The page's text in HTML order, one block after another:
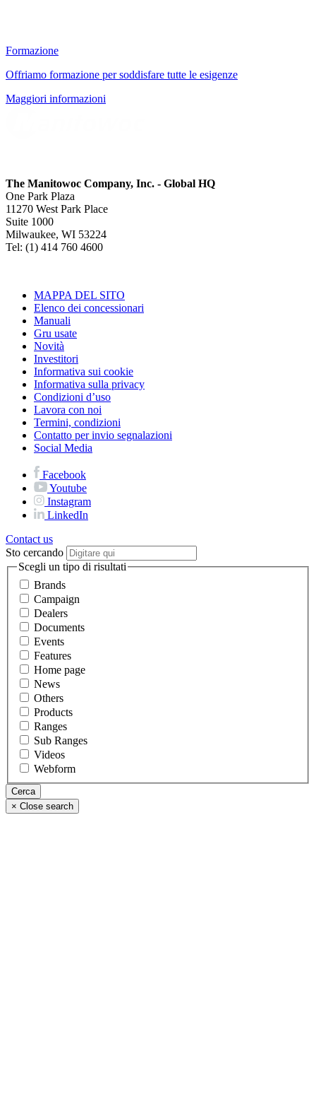
Formazione
Offriamo formazione per soddisfare tutte le esigenze
Maggiori informazioni
The Manitowoc Company, Inc. - Global HQ
One Park Plaza
11270 West Park Place
Suite 1000
Milwaukee, WI 53224
Tel: (1) 414 760 4600
MAPPA DEL SITO
Elenco dei concessionari
Manuali
Gru usate
Novità
Investitori
Informativa sui cookie
Informativa sulla privacy
Condizioni d’uso
Lavora con noi
Termini, condizioni
Contatto per invio segnalazioni
Social Media
Facebook
Youtube
Instagram
LinkedIn
Contact us
Sto cercando
Scegli un tipo di risultati
Brands
Campaign
Dealers
Documents
Events
Features
Home page
News
Others
Products
Ranges
Sub Ranges
Videos
Webform
× Close search